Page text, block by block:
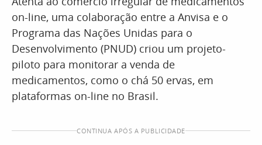
on-line, uma colaboração entre a Anvisa e o
Programa das Nações Unidas para o
Desenvolvimento (PNUD) criou um projeto-
piloto para monitorar a venda de
medicamentos, como o chá 50 ervas, em
plataformas on-line no Brasil.
CONTINUA APÓS A PUBLICIDADE